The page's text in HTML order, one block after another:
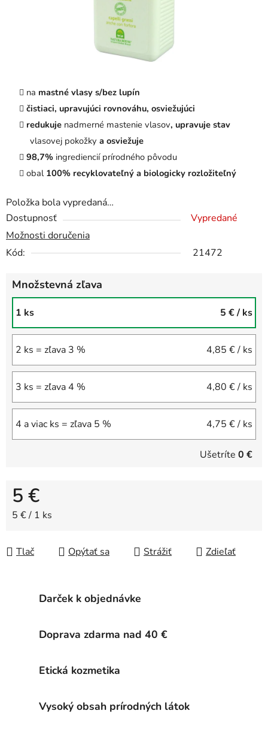
na mastné vlasy s/bez lupín
čistiaci, upravujúci rovnováhu, osviežujúci
redukuje nadmerné mastenie vlasov, upravuje stav
vlasovej pokožky a osviežuje
98,7% ingrediencií prírodného pôvodu
obal100% recyklovateľný a biologicky rozložiteľný
Položka bola vypredaná…
Dostupnosť
Vypredané
Možnosti doručenia
Kód:
21472
Množstevná zľava
1 ks 5 €/ ks
2 ks = zľava 3 % 4,85 €/ ks
3 ks = zľava 4 % 4,80 €/ ks
4 a viac ks = zľava 5 % 4,75 €/ ks
Ušetríte 0 €
5 €
Jednotková cena:
5 € / 1 ks
Tlač Opýtať sa Strážiť Zdieľať
Darček k objednávke
Doprava zdarma nad 40 €
Etická kozmetika
Vysoký obsah prírodných látok